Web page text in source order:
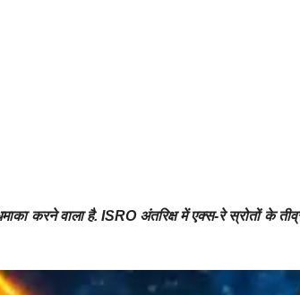
करने वाला है. ISRO अंतरिक्ष में एक्स-रे स्रोतों के